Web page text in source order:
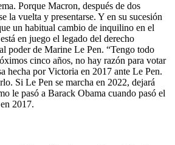
Porque Macron, después de dos
la vuelta y presentarse. Y en su sucesión
un habitual cambio de inquilino en el
en juego el legado del derecho
poder de Marine Le Pen. “Tengo todo
cinco años, no hay razón para votar
hecha por Victoria en 2017 ante Le Pen.
Si Le Pen se marcha en 2022, dejará
le pasó a Barack Obama cuando pasó el
2017.